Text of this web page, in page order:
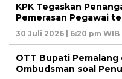
KPK Tegaskan
Pemerasan Pegawai
30 Juli 2026 | 6:20 pm WIB
OTT Bupati
Ombudsman soal